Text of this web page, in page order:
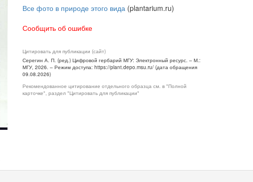
Все фото в природе этого вида (plantarium.ru)
Сообщить об ошибке
Цитировать для публикации (сайт)
Серегин А. П. (ред.) Цифровой гербарий МГУ: Электронный ресурс. – М.:
МГУ, 2026. – Режим доступа: https://plant.depo.msu.ru/ (дата обращения
09.08.2026)
Рекомендованное цитирование отдельного образца см. в "Полной
карточке", раздел "Цитировать для публикации"